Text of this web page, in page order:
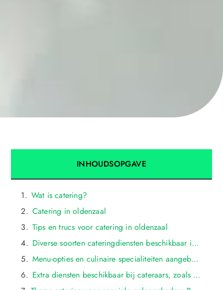
INHOUDSOPGAVE
Wat is catering?
Catering in oldenzaal
Tips en trucs voor catering in oldenzaal
Diverse soorten cateringdiensten beschikbaar in oldenzaal: van evenementencatering tot bedrijfscatering en bruiloftscatering
Menu-opties en culinaire specialiteiten aangeboden door cateraars in oldenzaal: buffetten, hapjes, diners, en meer
Extra diensten beschikbaar bij cateraars, zoals interieurreiniging, waxbehandelingen, en velgenreiniging in oldenzaal